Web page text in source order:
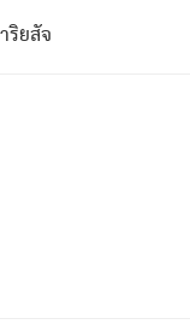
ริยสัจ
ณะหรือพราหมณ์ทั้งป
ล่าวว่า สมณะหรือพราห
นภพอันเป็นแล้วนั้น
งหมดนั้น ไม่เที่ยง เป็น
ละไม่เพลิดเพลินวิภว
ะการทั้งปวง นั้นคือนิพ